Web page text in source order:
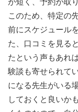
が短く、予約が取
このため、特定の
前にスケジュール
た、口コミを見る
たという声もあれ
験談も寄せられて
になる先生がいる
しておくと良いか